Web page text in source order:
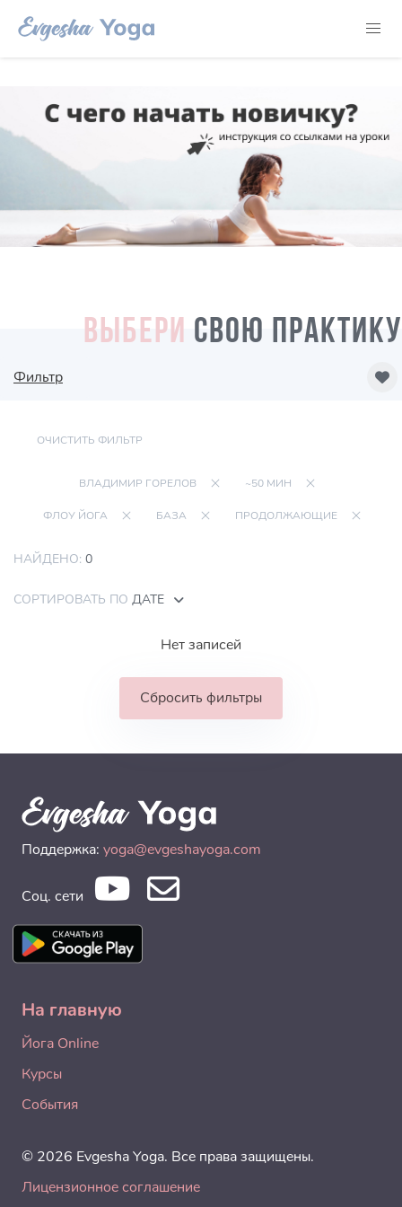
ВЫБЕРИ СВОЮ ПРАКТИКУ
Фильтр
ОЧИСТИТЬ ФИЛЬТР
ВЛАДИМИР ГОРЕЛОВ ~50 МИН
ФЛОУ ЙОГА БАЗА ПРОДОЛЖАЮЩИЕ
НАЙДЕНО: 0
СОРТИРОВАТЬ ПО ДАТЕ
Нет записей
Сбросить фильтры
Поддержка: yoga@evgeshayoga.com
Соц. сети
На главную
Йога Online
Курсы
События
© 2026 Evgesha Yoga. Все права защищены.
Лицензионное соглашение